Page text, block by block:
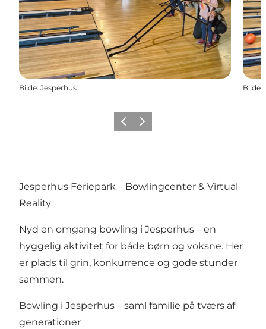
Bilde: Jesperhus Bilde:
ForrigeNeste
Jesperhus Feriepark – Bowlingcenter & Virtual
Reality
Nyd en omgang bowling i Jesperhus – en
hyggelig aktivitet for både børn og voksne. Her
er plads til grin, konkurrence og gode stunder
sammen.
Bowling i Jesperhus – saml familie på tværs af
generationer